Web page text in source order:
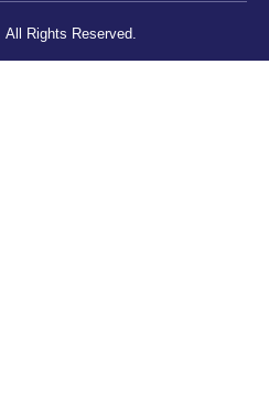
Rights Reserved.